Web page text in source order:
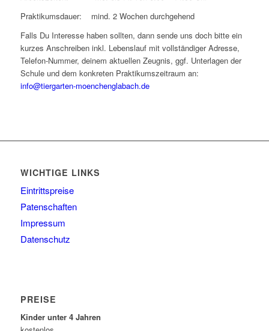
Praktikumsdauer: mind. 2 Wochen durchgehend
Falls Du Interesse haben sollten, dann sende uns doch bitte ein
kurzes Anschreiben inkl. Lebenslauf mit vollständiger Adresse,
Telefon-Nummer, deinem aktuellen Zeugnis, ggf. Unterlagen der
Schule und dem konkreten Praktikumszeitraum an:
info@tiergarten-moenchenglabach.de
WICHTIGE LINKS
Eintrittspreise
Patenschaften
Impressum
Datenschutz
PREISE
Kinder unter 4 Jahren